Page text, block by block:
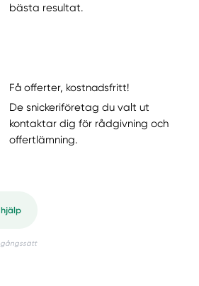
bästa resultat.
Få offerter, kostnadsfritt!
De snickeriföretag du valt ut
kontaktar dig för rådgivning och
offertlämning.